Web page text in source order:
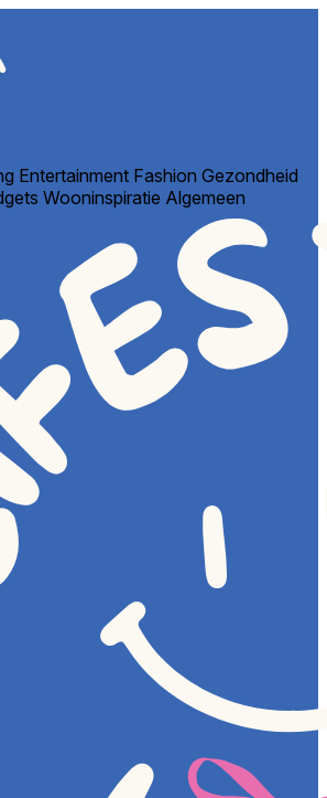
Entertainment Fashion Gezondheid
Wooninspiratie Algemeen